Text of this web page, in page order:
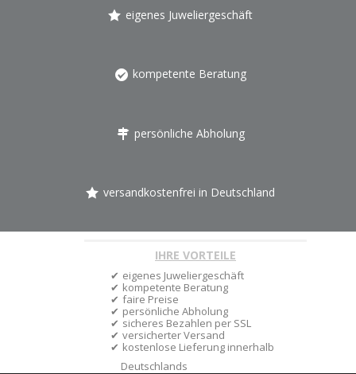
eigenes Juweliergeschäft
kompetente Beratung
persönliche Abholung
versandkostenfrei in Deutschland
IHRE VORTEILE
eigenes Juweliergeschäft
kompetente Beratung
faire Preise
persönliche Abholung
sicheres Bezahlen per SSL
versicherter Versand
kostenlose Lieferung innerhalb
Deutschlands